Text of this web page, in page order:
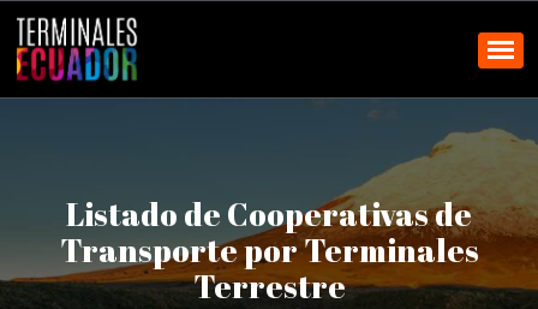
Listado de Cooperativas de
Transporte por Terminales
Terrestre